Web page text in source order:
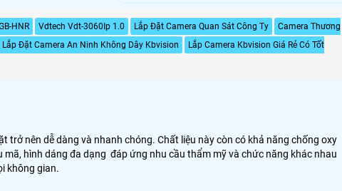
HNR Vdtech Vdt-3060Ip 1.0 Lắp Đặt Camera Quan Sát Công Ty
Camera Thương
Lắp Đặt Camera An Ninh Không Dây Kbvision
Lắp Camera Kbvision Giá Rẻ Có Tốt
nên dễ dàng và nhanh chóng. Chất liệu này còn có khả năng chống oxy
hình dáng đa dạng đáp ứng nhu cầu thẩm mỹ và chức năng khác nhau
không gian.